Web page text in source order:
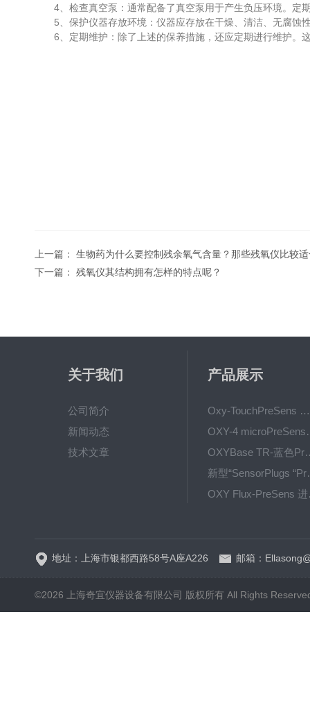
4、检查真空泵：通常配备了真空泵用于产生负压环境。定
5、保护仪器存放环境：仪器应存放在干燥、清洁、无腐蚀
6、定期维护：除了上述的保养措施，还应定期进行维护。
上一篇： 生物药为什么要控制残余氧气含量？那些残氧仪比较
下一篇： 残氧仪其结构拥有怎样的特点呢？
关于我们
公司简介
新闻动态
技术文章
产品展示
Oxy-TouchPreSens 氧分析仪 多孔培养容器监测
OXY-4
OXYBase TR-蓝色
新型
地址：上海市银都西路58号A座A226 邮箱：
©2026 上海奇宜仪器设备有限公司 版权所有 All Rights